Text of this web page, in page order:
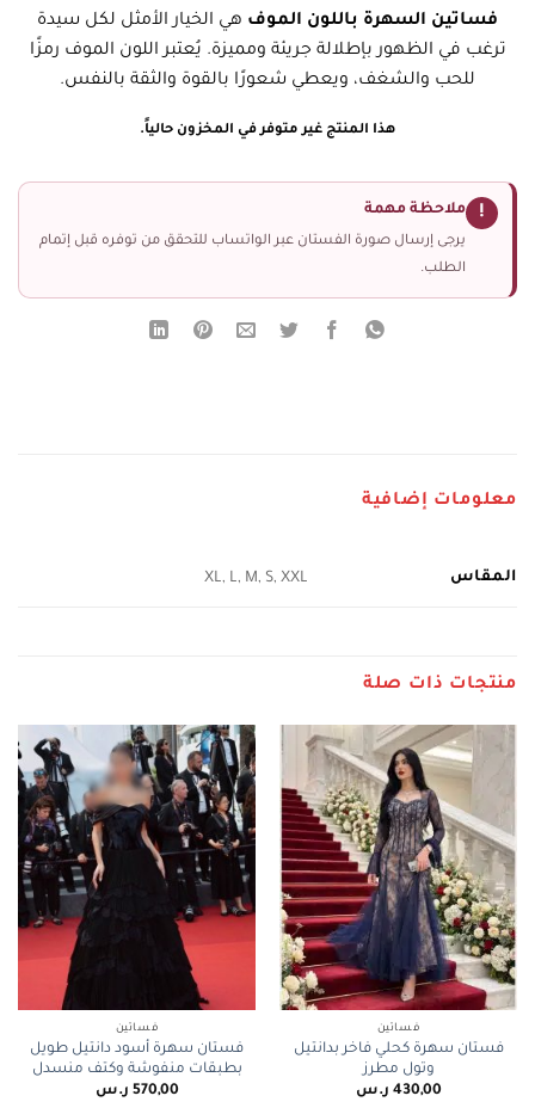
فساتين السهرة باللون الموف هي الخيار الأمثل لكل سيدة
ترغب في الظهور بإطلالة جريئة ومميزة. يُعتبر اللون الموف رمزًا
للحب والشغف، ويعطي شعورًا بالقوة والثقة بالنفس.
هذا المنتج غير متوفر في المخزون حالياً.
! ملاحظة مهمة
يرجى إرسال صورة الفستان عبر الواتساب للتحقق من توفره قبل إتمام
الطلب.
معلومات إضافية
المقاس XL, L, M, S, XXL
منتجات ذات صلة
فساتين
فستان سهرة كحلي فاخر بدانتيل
وتول مطرز
430,00 ر.س
فساتين
فستان سهرة أسود دانتيل طويل
بطبقات منفوشة وكتف منسدل
570,00 ر.س